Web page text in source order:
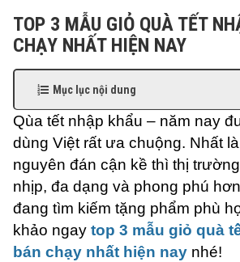
TOP 3 MẪU GIỎ QUÀ TẾT
CHẠY NHẤT HIỆN NAY
Mục lục nội dung
Qùa tết nhập khẩu – năm nay
dùng Việt rất ưa chuộng. Nhất
nguyên đán cận kề thì thị
nhịp, đa dạng và phong phú
đang tìm kiếm tặng phẩm phù
khảo ngay top 3 mẫu giỏ quà
bán chạy nhất hiện nay nhé!